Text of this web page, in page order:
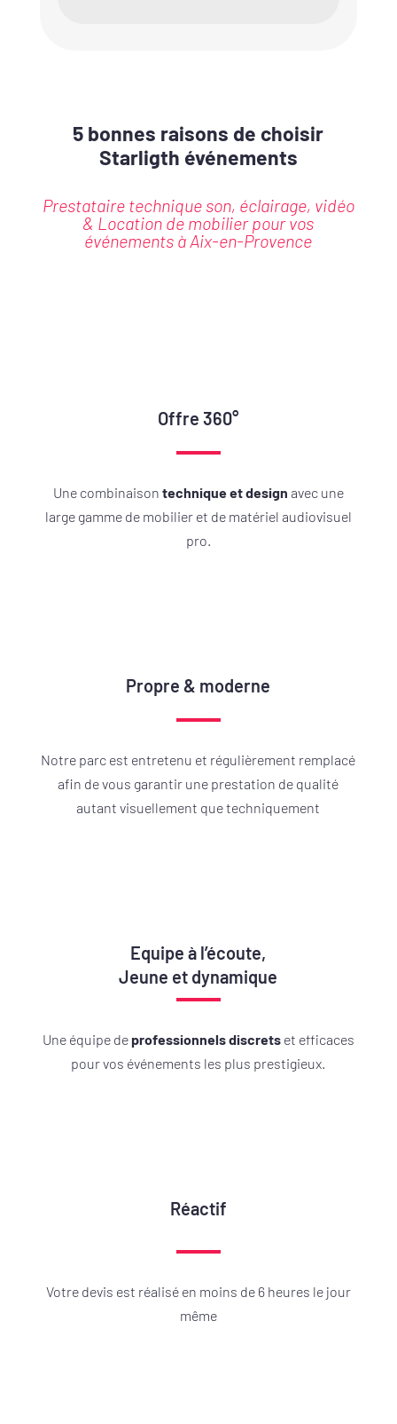
5 bonnes raisons de choisir
Starligth événements
Prestataire technique son, éclairage, vidéo
& Location de mobilier pour vos
événements à Aix-en-Provence
Offre 360°
Une combinaison technique et design avec une
large gamme de mobilier et de matériel audiovisuel
pro.
Propre & moderne
Notre parc est entretenu et régulièrement remplacé
afin de vous garantir une prestation de qualité
autant visuellement que techniquement
Equipe à l’écoute,
Jeune et dynamique
Une équipe deprofessionnels discretset efficaces
pour vos événements les plus prestigieux.
Réactif
Votre devis est réalisé en moins de 6 heures le jour
même